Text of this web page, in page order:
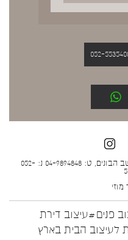
הילית קרש עיצוב ואדריכלות פנים, מושב הבונים, ט: 04-9894848 נ: 052-
מוזי
פנים#עיצוב דירת
לעיצוב הבית בארץ